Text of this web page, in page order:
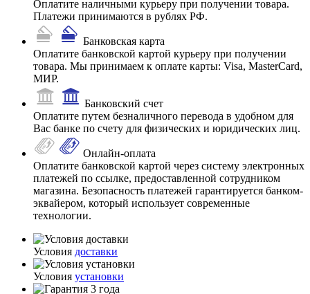
Оплатите наличными курьеру при получении товара.
Платежи принимаются в рублях РФ.
Банковская карта
Оплатите банковской картой курьеру при получении
товара. Мы принимаем к оплате карты: Visa, MasterCard,
МИР.
Банковский счет
Оплатите путем безналичного перевода в удобном для
Вас банке по счету для физических и юридических лиц.
Онлайн-оплата
Оплатите банковской картой через систему электронных
платежей по ссылке, предоставленной сотрудником
магазина. Безопасность платежей гарантируется банком-
эквайером, который использует современные
технологии.
Условия доставки
Условия установки